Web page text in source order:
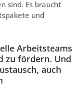
sind. Es braucht
und
Arbeitsteams
zu fördern. Und
auch